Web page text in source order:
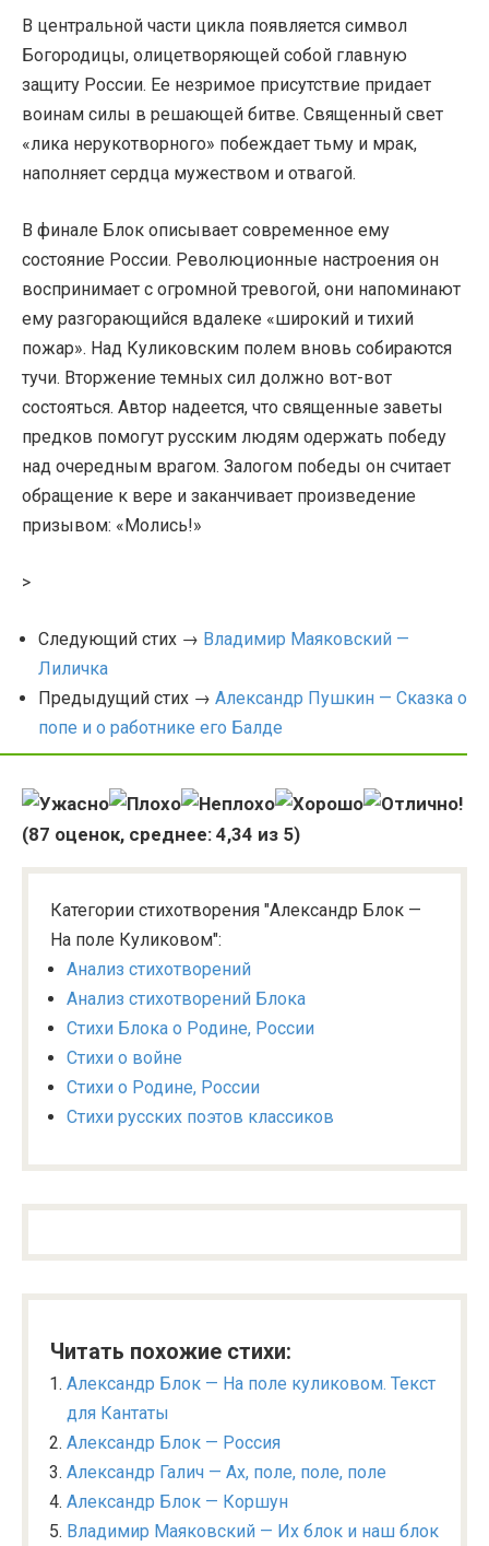
В центральной части цикла появляется символ
Богородицы, олицетворяющей собой главную
защиту России. Ее незримое присутствие придает
воинам силы в решающей битве. Священный свет
«лика нерукотворного» побеждает тьму и мрак,
наполняет сердца мужеством и отвагой.
В финале Блок описывает современное ему
состояние России. Революционные настроения он
воспринимает с огромной тревогой, они напоминают
ему разгорающийся вдалеке «широкий и тихий
пожар». Над Куликовским полем вновь собираются
тучи. Вторжение темных сил должно вот-вот
состояться. Автор надеется, что священные заветы
предков помогут русским людям одержать победу
над очередным врагом. Залогом победы он считает
обращение к вере и заканчивает произведение
призывом: «Молись!»
>
Следующий стих → Владимир Маяковский —
Лиличка
Предыдущий стих → Александр Пушкин — Сказка о
попе и о работнике его Балде
(87 оценок, среднее: 4,34 из 5)
Категории стихотворения "Александр Блок —
На поле Куликовом":
Анализ стихотворений
Анализ стихотворений Блока
Стихи Блока о Родине, России
Стихи о войне
Стихи о Родине, России
Стихи русских поэтов классиков
Читать похожие стихи:
Александр Блок — На поле куликовом. Текст
для Кантаты
Александр Блок — Россия
Александр Галич — Ах, поле, поле, поле
Александр Блок — Коршун
Владимир Маяковский — Их блок и наш блок